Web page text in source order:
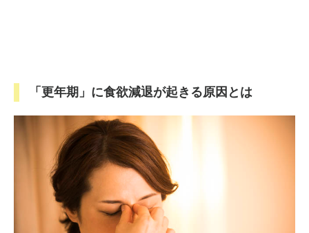
「更年期」に食欲減退が起きる原因とは